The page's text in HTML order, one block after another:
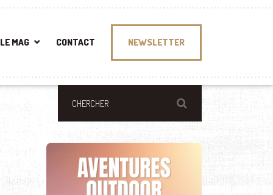
LE MAG CONTACT NEWSLETTER